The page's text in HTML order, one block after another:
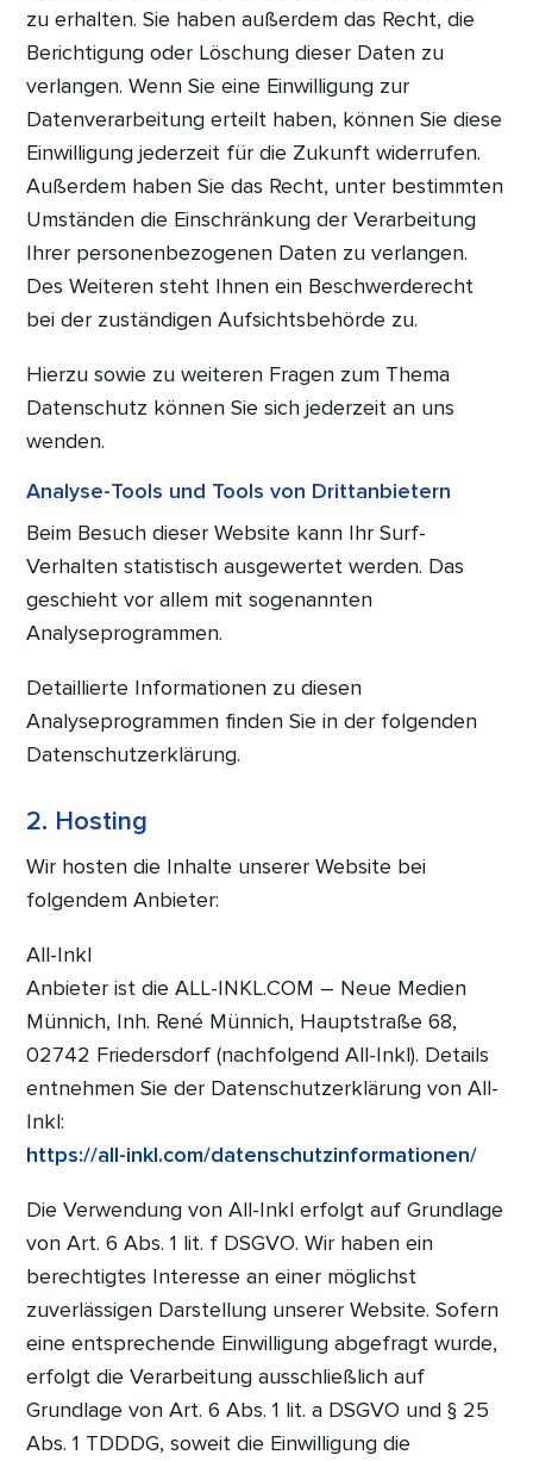
zu erhalten. Sie haben außerdem das Recht, die
Berichtigung oder Löschung dieser Daten zu
verlangen. Wenn Sie eine Einwilligung zur
Datenverarbeitung erteilt haben, können Sie diese
Einwilligung jederzeit für die Zukunft widerrufen.
Außerdem haben Sie das Recht, unter bestimmten
Umständen die Einschränkung der Verarbeitung
Ihrer personenbezogenen Daten zu verlangen.
Des Weiteren steht Ihnen ein Beschwerderecht
bei der zuständigen Aufsichtsbehörde zu.
Hierzu sowie zu weiteren Fragen zum Thema
Datenschutz können Sie sich jederzeit an uns
wenden.
Analyse-Tools und Tools von Drittanbietern
Beim Besuch dieser Website kann Ihr Surf-
Verhalten statistisch ausgewertet werden. Das
geschieht vor allem mit sogenannten
Analyseprogrammen.
Detaillierte Informationen zu diesen
Analyseprogrammen finden Sie in der folgenden
Datenschutzerklärung.
2. Hosting
Wir hosten die Inhalte unserer Website bei
folgendem Anbieter:
All-Inkl
Anbieter ist die ALL-INKL.COM – Neue Medien
Münnich, Inh. René Münnich, Hauptstraße 68,
02742 Friedersdorf (nachfolgend All-Inkl). Details
entnehmen Sie der Datenschutzerklärung von All-
Inkl:
https://all-inkl.com/datenschutzinformationen/
Die Verwendung von All-Inkl erfolgt auf Grundlage
von Art. 6 Abs. 1 lit. f DSGVO. Wir haben ein
berechtigtes Interesse an einer möglichst
zuverlässigen Darstellung unserer Website. Sofern
eine entsprechende Einwilligung abgefragt wurde,
erfolgt die Verarbeitung ausschließlich auf
Grundlage von Art. 6 Abs. 1 lit. a DSGVO und § 25
Abs. 1 TDDDG, soweit die Einwilligung die